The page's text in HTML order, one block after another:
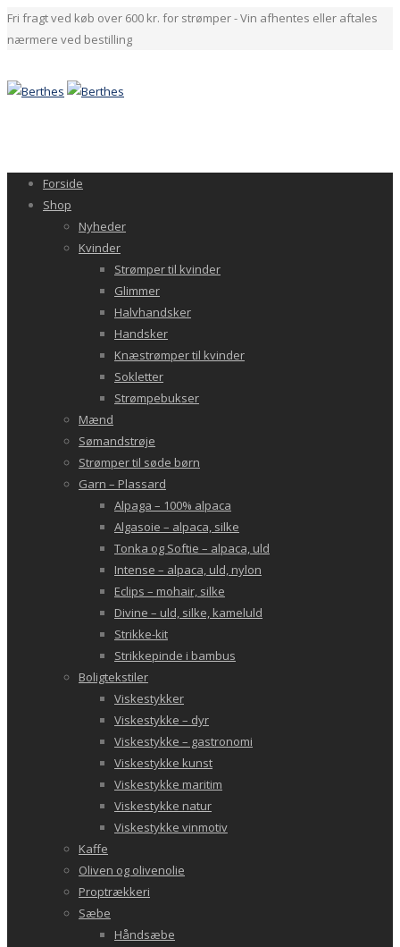
Fri fragt ved køb over 600 kr. for strømper - Vin afhentes eller aftales
nærmere ved bestilling
Forside
Shop
Nyheder
Kvinder
Strømper til kvinder
Glimmer
Halvhandsker
Handsker
Knæstrømper til kvinder
Sokletter
Strømpebukser
Mænd
Sømandstrøje
Strømper til søde børn
Garn – Plassard
Alpaga – 100% alpaca
Algasoie – alpaca, silke
Tonka og Softie – alpaca, uld
Intense – alpaca, uld, nylon
Eclips – mohair, silke
Divine – uld, silke, kameluld
Strikke-kit
Strikkepinde i bambus
Boligtekstiler
Viskestykker
Viskestykke – dyr
Viskestykke – gastronomi
Viskestykke kunst
Viskestykke maritim
Viskestykke natur
Viskestykke vinmotiv
Kaffe
Oliven og olivenolie
Proptrækkeri
Sæbe
Håndsæbe